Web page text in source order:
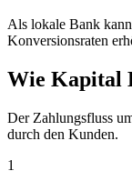
Als lokale Bank
Konversionsraten
Wie Kapital
Der Zahlungsfluss
durch den Kunden.
1